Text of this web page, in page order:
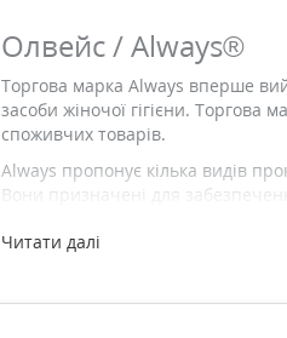
Олвейс / Always®
Торгова марка Always вперше
засоби жіночої гігієни. Торгова
споживчих товарів.
Always пропонує кілька видів
Вони призначені для
Купити Always (Олвейс) за
Читати далі